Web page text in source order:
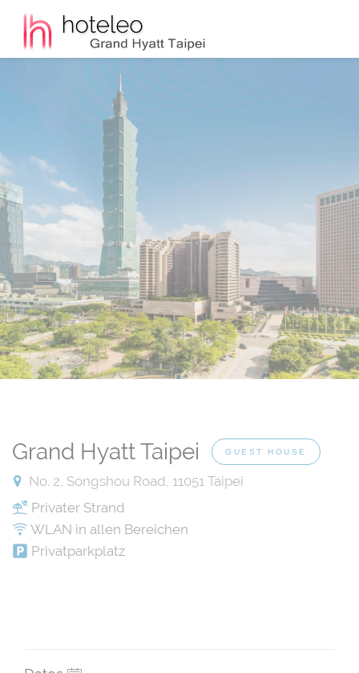
Grand Hyatt Taipei GUEST HOUSE
No. 2, Songshou Road, 11051 Taipei
Privater Strand
WLAN in allen Bereichen
Privatparkplatz